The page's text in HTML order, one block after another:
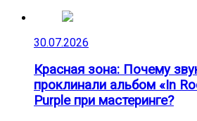
30.07.2026
Красная зона: Почему
проклинали альбом «In
Purple при мастеринге?